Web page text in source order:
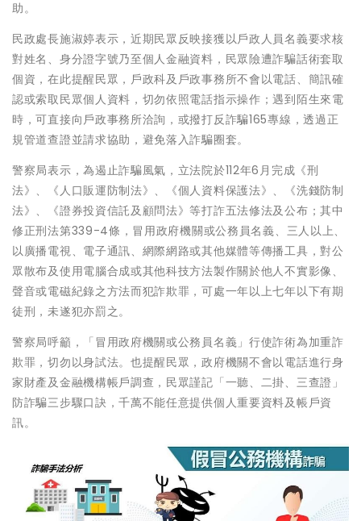
助。
民政處長施淑婷表示，近期民眾反映接獲以戶政人員名義要求核
對姓名、身分證字號乃至個人金融資料，民眾險遭詐騙話術套取
個資，在此提醒民眾，戶政科及戶政事務所不會以電話、簡訊確
認或索取民眾個人資料，切勿依照電話指示操作；遇到陌生來電
時，可直接向戶政事務所洽詢，或撥打反詐騙165專線，透過正
規管道查證並請求協助，避免落入詐騙圈套。
警察局表示，為遏止詐騙風氣，立法院於112年6月完成《刑
法》、《人口販運防制法》、《個人資料保護法》、《洗錢防制
法》、《證券投資信託及顧問法》等打詐五法修法及公布；其中
修正刑法第339-4條，冒用政府機關或公務員名義、三人以上、
以廣播電視、電子通訊、網際網路或其他媒體等傳播工具，對公
眾散布及使用電腦合成或其他科技方法製作關於他人不實影像、
聲音或電磁紀錄之方法而犯詐欺罪，可處一年以上七年以下有期
徒刑，未遂犯亦罰之。
警察局呼籲，「冒用政府機關或公務員名義」行使詐術為加重詐
欺罪，切勿以身試法。也提醒民眾，政府機關不會以電話進行身
家財產及金融機構帳戶調查，民眾謹記「一聽、二掛、三查證」
防詐騙三步驟口訣，千萬不能任意提供個人重要資料及帳戶資
訊。